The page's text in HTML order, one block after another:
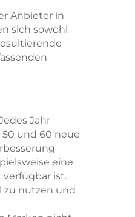
Anbieter in
sich sowohl
Jahr
und 60 neue
eine
ist.
zu nutzen und